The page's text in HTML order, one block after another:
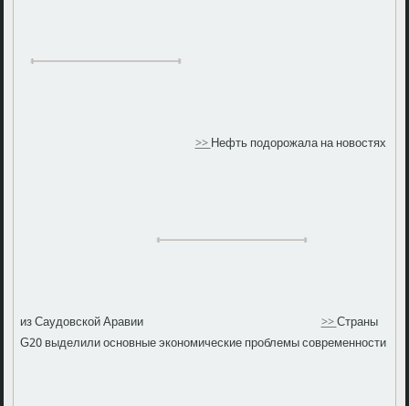
>>Нефть подорожала на новостях
из Саудовской Аравии >>Страны
G20 выделили основные экономические проблемы современности